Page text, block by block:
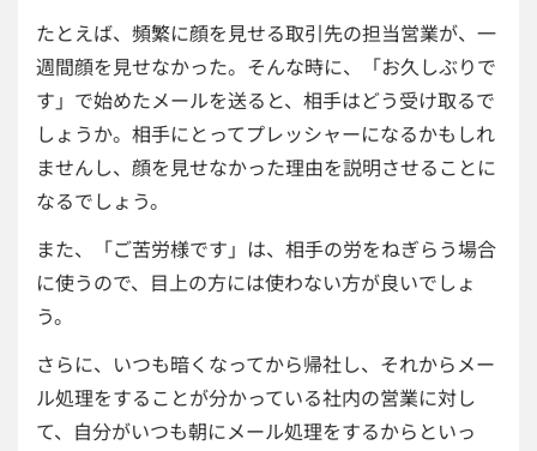
たとえば、頻繁に顔を見せる取引先の担当営業が、一
週間顔を見せなかった。そんな時に、「お久しぶりで
す」で始めたメールを送ると、相手はどう受け取るで
しょうか。相手にとってプレッシャーになるかもしれ
ませんし、顔を見せなかった理由を説明させることに
なるでしょう。
また、「ご苦労様です」は、相手の労をねぎらう場合
に使うので、目上の方には使わない方が良いでしょ
う。
さらに、いつも暗くなってから帰社し、それからメー
ル処理をすることが分かっている社内の営業に対し
て、自分がいつも朝にメール処理をするからといっ